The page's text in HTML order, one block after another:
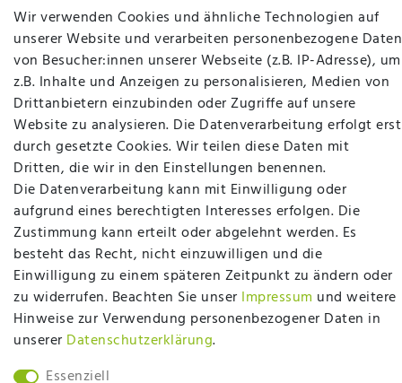
Betten Seifert – Ihr Fachgeschäft für Betten,
Matratzen, Bettwaren & mehr in Ibbenbüren. Sie
möchten richtig gut schlafen, legen Wert auf
qualitativ hochwertige Produkte und eine solide
Fachberatung für Matratzen und andere
Bettwaren? Dann sind Sie bei uns genau richtig.
Ob online oder vor Ort im Fachgeschäft in
Ibbenbüren - wir beraten Sie gerne!
Mehr erfahren
Wir verwenden Cookies und ähnliche Technologien auf
unserer Website und verarbeiten personenbezogene Daten
von Besucher:innen unserer Webseite (z.B. IP-Adresse), um
z.B. Inhalte und Anzeigen zu personalisieren, Medien von
Drittanbietern einzubinden oder Zugriffe auf unsere
Website zu analysieren. Die Datenverarbeitung erfolgt erst
durch gesetzte Cookies. Wir teilen diese Daten mit
Dritten, die wir in den Einstellungen benennen.
Die Datenverarbeitung kann mit Einwilligung oder
aufgrund eines berechtigten Interesses erfolgen. Die
Zustimmung kann erteilt oder abgelehnt werden. Es
besteht das Recht, nicht einzuwilligen und die
Einwilligung zu einem späteren Zeitpunkt zu ändern oder
zu widerrufen. Beachten Sie unser Impressum und weitere
Hinweise zur Verwendung personenbezogener Daten in
unserer Daten­schutz­erklärung.
Essenziell
plentymarkets Template von Plenty Lions